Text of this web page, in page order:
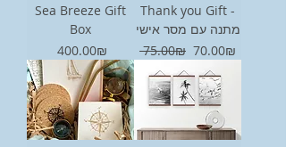
Sea Breeze Gift
Box
Price
‏400.00 ‏₪
Thank you Gift -
מתנה עם מסר אישי
Regular Price
‏75.00 ‏₪ Sale Price
‏70.00 ‏₪